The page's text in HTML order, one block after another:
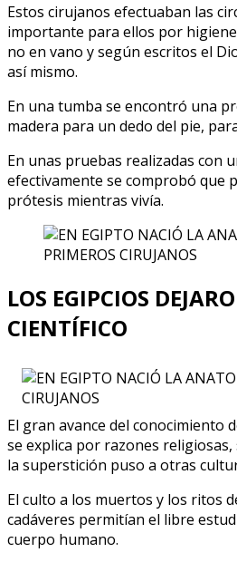
Estos cirujanos efectuaban las
importante para ellos por
no en vano y según escritos el
así mismo.
En una tumba se encontró una
madera para un dedo del pie,
En unas pruebas realizadas con
efectivamente se comprobó que
prótesis mientras vivía.
LOS EGIPCIOS
CIENTÍFICO
El gran avance del conocimiento
se explica por razones
la superstición puso a otras
El culto a los muertos y los ritos
cadáveres permitían el libre
cuerpo humano.